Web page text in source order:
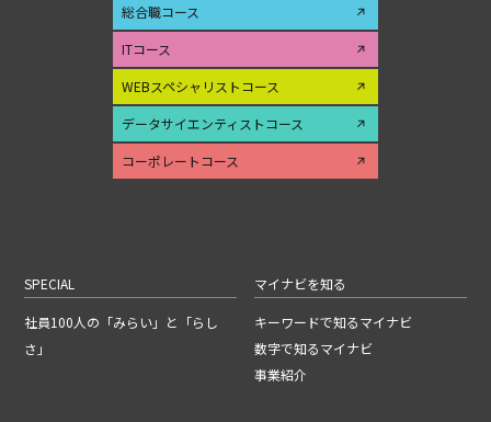
総合職コース
ITコース
WEBスペシャリストコース
データサイエンティストコース
コーポレートコース
SPECIAL
社員100人の「みらい」と「らし
さ」
マイナビを知る
キーワードで知るマイナビ
数字で知るマイナビ
事業紹介